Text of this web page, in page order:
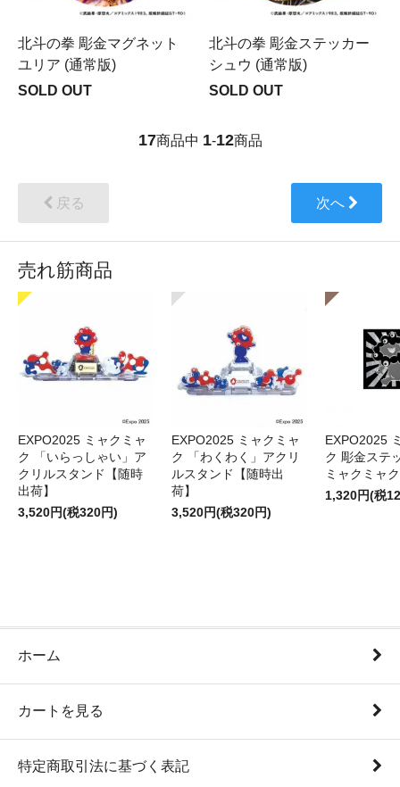
北斗の拳 彫金マグネット
ユリア (通常版)
SOLD OUT
北斗の拳 彫金ステッカー
シュウ (通常版)
SOLD OUT
17商品中 1-12商品
戻る 次へ
売れ筋商品
EXPO2025 ミャクミャ
ク 「いらっしゃい」ア
クリルスタンド【随時
出荷】
3,520円(税320円)
EXPO2025 ミャクミャ
ク 「わくわく」アクリ
ルスタンド【随時出
荷】
3,520円(税320円)
EXPO2025
ク 彫金ステ
ミャクミャク
1,320円(税
ホーム
カートを見る
特定商取引法に基づく表記